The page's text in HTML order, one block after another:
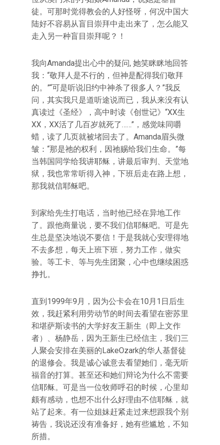
徒。可那时觉得教会的人好怪呀，何况中国大
陆好不容易从盲目崇拜中走出来了，怎么能又
走入另一种盲目崇拜呢？！
我向Amanda提出心中的疑问, 她笑眯眯地回答
我：“敬拜人是不行的，但神是配得我们敬拜
的。”“可是听说旧约中神杀了很多人？”我反
问，其实我只是道听途说而已，我从来没有认
真读过《圣经》，高中时读《创世记》“XX生
XX，XX活了几百岁就死了……”，感觉味同嚼
蜡，读了几页就被堵回去了。Amanda眉头微
皱：“那是祂的权利，因祂赐给我们生命。”每
当韩国同学给我讲耶稣，讲最后审判、天堂地
狱，我也常常听得入神，下班后走在路上想，
那我就信耶稣吧。
到家给先生打电话，当时他已经在异地工作
了。跟他商量说，要不我们信耶稣吧。可是先
生总是坚决地说不要信！于是我就心安理得地
不去多想，每天上班下班，努力工作，做实
验。等工卡、等与先生团聚，心中也继续困惑
挣扎。
直到1999年9月，因为公卡会在10月1日后生
效，我赶紧利用劳动节的时间去看望在密苏里
和堪萨斯读书的大学好友王新生（即上文作
者）、杨静岳，因为王新生已经信主，我们三
人聚会安排在美丽的LakeOzark的华人基督徒
的退修会。我是诚心诚意去看望她们，毫无听
福音的打算。甚至还和她们辩论为什么不需要
信耶稣。可是当一位牧师呼召的时候，心里却
颇有感动，也想不出什么好理由不信耶稣，就
站了起来。有一位姐妹赶紧走过来想跟我个别
祷告，我说还没有准备好，她有些尴尬，不知
所措。